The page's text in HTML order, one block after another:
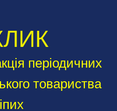
періодичних
товариства